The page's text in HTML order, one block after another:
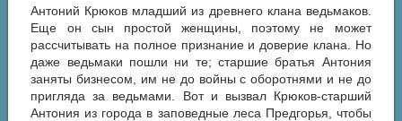
Антоний Крюков младший из древнего клана ведьмаков.
Еще он сын простой женщины, поэтому не может
рассчитывать на полное признание и доверие клана. Но
даже ведьмаки пошли ни те; старшие братья Антония
заняты бизнесом, им не до войны с оборотнями и не до
пригляда за ведьмами. Вот и вызвал Крюков-старший
Антония из города в заповедные леса Предгорья, чтобы